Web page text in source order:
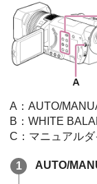
A：AUTO/
B：WHITE
C：マニュアル
AUTO/